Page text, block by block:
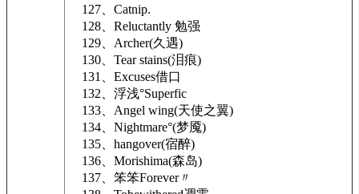
127、Catnip.
128、Reluctantly 勉强
129、Archer(久遇)
130、Tear stains(泪痕)
131、Excuses借口
132、浮浅°Superfic
133、Angel wing(天使之翼)
134、Nightmare°(梦魇)
135、hangover(宿醉)
136、Morishima(森岛)
137、笨笨Forever〃